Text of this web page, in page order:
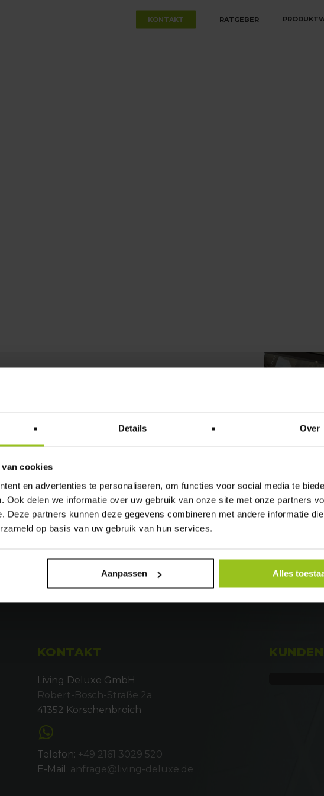
Details Over
cookies
en advertenties te personaliseren, om functies voor social media te
Ook delen we informatie over uw gebruik van onze site met onze partners
Deze partners kunnen deze gegevens combineren met andere informatie
op basis van uw gebruik van hun services.
Aanpassen Alles
KONTAKT RATGEBER
Straße 2a, 41352 Korschenbroich
Vorhaben. Wir haben
geöffnet.
KONTAKT
Living Deluxe GmbH
Robert-Bosch-Straße 2a
41352 Korschenbroich
Telefon: +49 2161 3029 520
E-Mail: anfrage@living-deluxe.de